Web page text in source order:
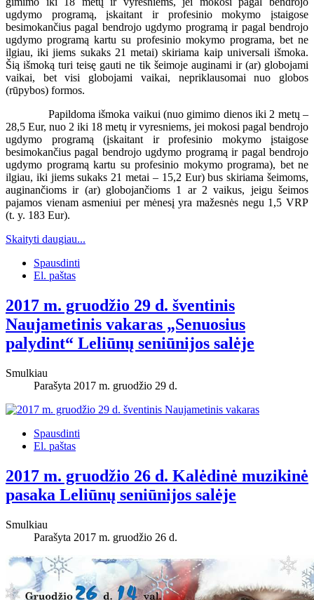
ugdymo programą, įskaitant ir profesinio mokymo įstaigose
besimokančius pagal bendrojo ugdymo programą ir pagal bendrojo
ugdymo programą kartu su profesinio mokymo programa, bet ne
ilgiau, iki jiems sukaks 21 metai) skiriama kaip universali išmoka.
Šią išmoką turi teisę gauti ne tik šeimoje auginami ir (ar) globojami
vaikai, bet visi globojami vaikai, nepriklausomai nuo globos
(rūpybos) formos.
Papildoma išmoka vaikui (nuo gimimo dienos iki 2 metų –
28,5 Eur, nuo 2 iki 18 metų ir vyresniems, jei mokosi pagal bendrojo
ugdymo programą (įskaitant ir profesinio mokymo įstaigose
besimokančius pagal bendrojo ugdymo programą ir pagal bendrojo
ugdymo programą kartu su profesinio mokymo programa), bet ne
ilgiau, iki jiems sukaks 21 metai – 15,2 Eur) bus skiriama šeimoms,
auginančioms ir (ar) globojančioms 1 ar 2 vaikus, jeigu šeimos
pajamos vienam asmeniui per mėnesį yra mažesnės negu 1,5 VRP
(t. y. 183 Eur).
Skaityti daugiau...
Spausdinti
El. paštas
2017 m. gruodžio 29 d. šventinis
Naujametinis vakaras „Senuosius
palydint“ Leliūnų seniūnijos salėje
Smulkiau
Parašyta 2017 m. gruodžio 29 d.
Spausdinti
El. paštas
2017 m. gruodžio 26 d. Kalėdinė muzikinė
pasaka Leliūnų seniūnijos salėje
Smulkiau
Parašyta 2017 m. gruodžio 26 d.